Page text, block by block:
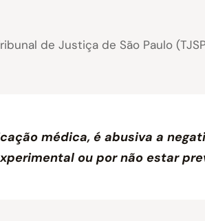
de Justiça de São Paulo
médica, é abusiva a
ou por não estar